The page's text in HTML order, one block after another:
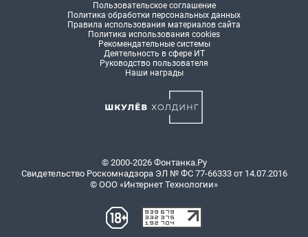
Пользовательское соглашение
Политика обработки персональных данных
Правила использования материалов сайта
Политика использования cookies
Рекомендательные системы
Деятельность в сфере ИТ
Руководство пользователя
Наши награды
© 2000-2026 Фонтанка.Ру
Свидетельство Роскомнадзора ЭЛ № ФС 77-66333 от 14.07.2016
© ООО «Интернет Технологии»